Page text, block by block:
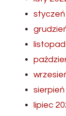
styczeń
listopad
sierpień
lipiec